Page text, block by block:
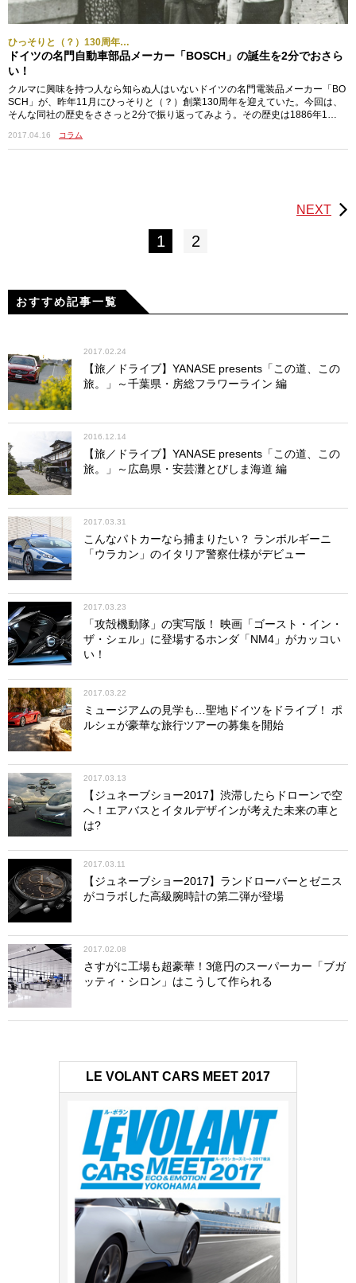
ひっそりと（？）130周年…
ドイツの名門自動車部品メーカー「BOSCH」の誕生を2分でおさら
い！
クルマに興味を持つ人なら知らぬ人はいないドイツの名門電装品メーカー「BO
SCH」が、昨年11月にひっそりと（？）創業130周年を迎えていた。今回は、
そんな同社の歴史をささっと2分で振り返ってみよう。その歴史は1886年1…
2017.04.16 コラム
1 2
NEXT
おすすめ記事一覧
2017.02.24
【旅／ドライブ】YANASE presents「この道、この
旅。」～千葉県・房総フラワーライン 編
2016.12.14
【旅／ドライブ】YANASE presents「この道、この
旅。」～広島県・安芸灘とびしま海道 編
2017.03.31
こんなパトカーなら捕まりたい？ ランボルギーニ
「ウラカン」のイタリア警察仕様がデビュー
2017.03.23
「攻殻機動隊」の実写版！ 映画「ゴースト・イン・
ザ・シェル」に登場するホンダ「NM4」がカッコい
い！
2017.03.22
ミュージアムの見学も…聖地ドイツをドライブ！ ポ
ルシェが豪華な旅行ツアーの募集を開始
2017.03.13
【ジュネーブショー2017】渋滞したらドローンで空
へ！エアバスとイタルデザインが考えた未来の車と
は?
2017.03.11
【ジュネーブショー2017】ランドローバーとゼニス
がコラボした高級腕時計の第二弾が登場
2017.02.08
さすがに工場も超豪華！3億円のスーパーカー「ブガ
ッティ・シロン」はこうして作られる
LE VOLANT CARS MEET 2017